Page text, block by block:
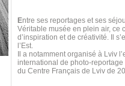
Entre ses reportages et ses
Véritable musée en plein air, ce
d’inspiration et de créativité. Il
l’Est.
Il a notamment organisé à Lviv
international de photo-
du Centre Français de Lviv de